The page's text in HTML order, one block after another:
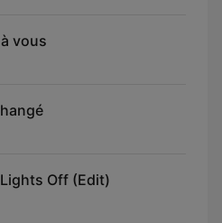
vous
Off (Edit)